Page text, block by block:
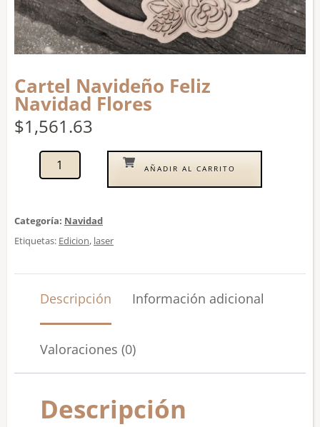
Cartel Navideño Feliz
Navidad Flores
$1,561.63
AÑADIR AL CARRITO
Categoría: Navidad
Etiquetas: Edicion, laser
Descripción Información adicional
Valoraciones (0)
Descripción